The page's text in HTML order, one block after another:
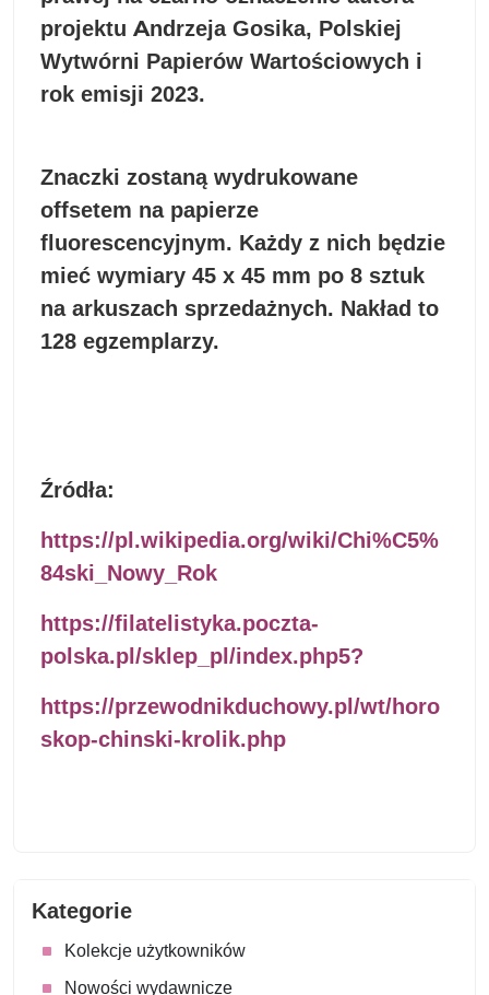
projektu Andrzeja Gosika, Polskiej
Wytwórni Papierów Wartościowych i
rok emisji 2023.
Znaczki zostaną wydrukowane
offsetem na papierze
fluorescencyjnym. Każdy z nich będzie
mieć wymiary 45 x 45 mm po 8 sztuk
na arkuszach sprzedażnych. Nakład to
128 egzemplarzy.
Źródła:
https://pl.wikipedia.org/wiki/Chi%C5%
84ski_Nowy_Rok
https://filatelistyka.poczta-
polska.pl/sklep_pl/index.php5?
https://przewodnikduchowy.pl/wt/horo
skop-chinski-krolik.php
Kategorie
Kolekcje użytkowników
Nowości wydawnicze